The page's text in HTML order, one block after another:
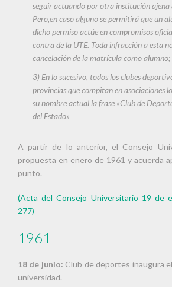
seguir actuando por otra institución ajena
Pero,en caso alguno se permitirá que un
dicho permiso actúe en compromisos
contra de la UTE. Toda infracción a esta
cancelación de la matrícula como alumno;
3) En lo sucesivo, todos los clubes
provincias que compitan en asociaciones
su nombre actual la frase «Club de
del Estado»
A partir de lo anterior, el Consejo
propuesta en enero de 1961 y acuerda
punto.
(Acta del Consejo Universitario 19 de
277)
1961
18 de junio: Club de deportes inaugura
universidad.